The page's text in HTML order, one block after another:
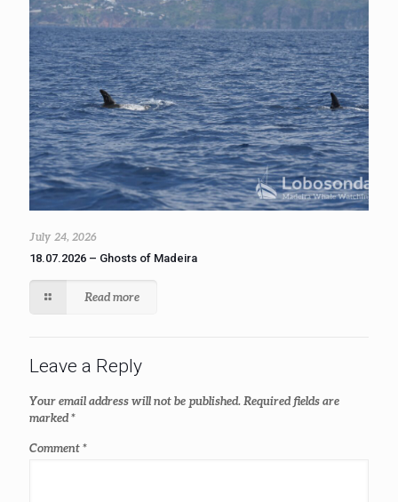
July 24, 2026
18.07.2026 – Ghosts of Madeira
Read more
Leave a Reply
Your email address will not be published. Required fields are
marked*
Comment*